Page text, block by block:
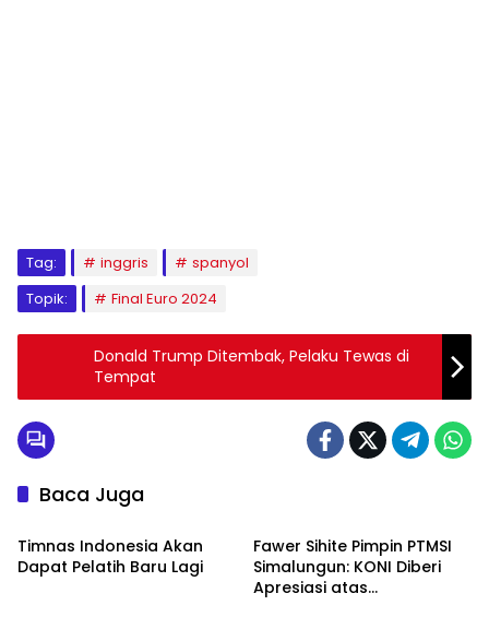
Tag: inggris
spanyol
Topik:
Final Euro 2024
Donald Trump Ditembak, Pelaku Tewas di
Tempat
Baca Juga
Olahraga
Timnas Indonesia Akan
Dapat Pelatih Baru Lagi
Fawer Sihite Pimpin PTMSI
Simalungun: KONI Diberi
Apresiasi atas
Berita Daerah